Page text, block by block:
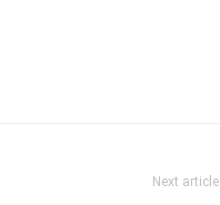
Next article